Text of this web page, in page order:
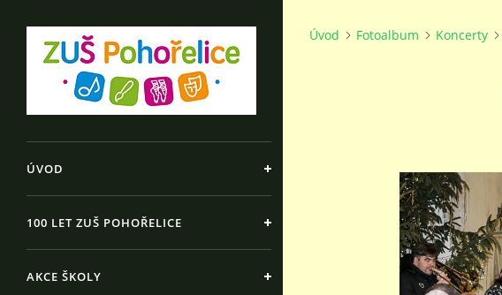
ÚVOD
100 LET ZUŠ POHOŘELICE
AKCE ŠKOLY
Úvod Fotoalbum Koncerty